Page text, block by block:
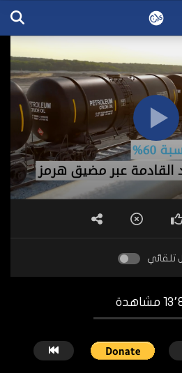
تلقائي
مشاهدة